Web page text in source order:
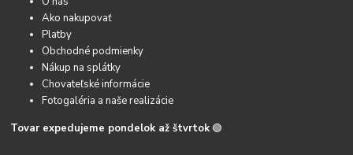
Ako nakupovať
Platby
Obchodné podmienky
Nákup na splátky
Chovateľské informácie
Fotogaléria a naše realizácie
Tovar expedujeme pondelok až štvrtok 🟢